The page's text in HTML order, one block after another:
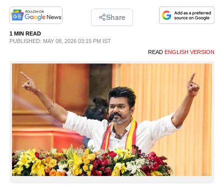
PHOTOS
LIFESTYLE
INFO+
ART
ASTRO
Share
1 MIN READ
PUBLISHED: MAY 08, 2026 03:15 PM IST
READ ENGLISH VERSION